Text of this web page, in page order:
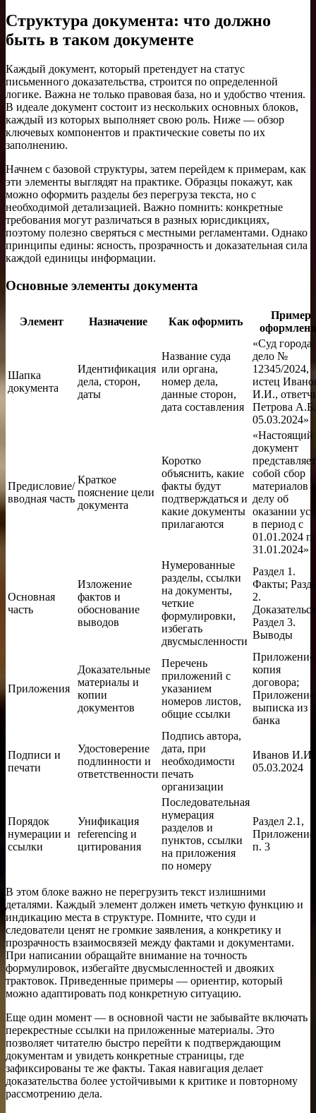
Структура документа: что должно
быть в таком документе
Каждый документ, который претендует на статус
письменного доказательства, строится по определенной
логике. Важна не только правовая база, но и удобство чтения.
В идеале документ состоит из нескольких основных блоков,
каждый из которых выполняет свою роль. Ниже — обзор
ключевых компонентов и практические советы по их
заполнению.
Начнем с базовой структуры, затем перейдем к примерам, как
эти элементы выглядят на практике. Образцы покажут, как
можно оформить разделы без перегруза текста, но с
необходимой детализацией. Важно помнить: конкретные
требования могут различаться в разных юрисдикциях,
поэтому полезно сверяться с местными регламентами. Однако
принципы едины: ясность, прозрачность и доказательная сила
каждой единицы информации.
Основные элементы документа
Элемент Назначение Как оформить
Пример
Шапка
документа
Идентификация
дела, сторон,
даты
Название суда
или органа,
номер дела,
данные сторон,
дата составления
«Суд города
дело №
12345/2024,
истец
И.И.,
Петрова
05.03.2024»
Предисловие/
вводная часть
Краткое
пояснение цели
документа
Коротко
объяснить, какие
факты будут
подтверждаться и
какие документы
прилагаются
«Настоящий
документ
представляет
собой сбор
материалов
делу об
оказании
в период с
01.01.2024
31.01.2024»
Основная
часть
Изложение
фактов и
обоснование
выводов
Нумерованные
разделы, ссылки
на документы,
четкие
формулировки,
избегать
двусмысленности
Раздел 1.
Факты;
2.
Раздел 3.
Выводы
Приложения
Доказательные
материалы и
копии
документов
Перечень
приложений с
указанием
номеров листов,
общие ссылки
Приложение
копия
договора;
Приложение
выписка из
банка
Подписи и
печати
Удостоверение
подлинности и
ответственности
Подпись автора,
дата, при
необходимости
печать
организации
Иванов
05.03.2024
Порядок
нумерации и
ссылки
Унификация
referencing и
цитирования
Последовательная
нумерация
разделов и
пунктов, ссылки
на приложения
по номеру
Раздел 2.1,
Приложение
п. 3
В этом блоке важно не перегрузить текст излишними
деталями. Каждый элемент должен иметь четкую функцию и
индикацию места в структуре. Помните, что суди и
следователи ценят не громкие заявления, а конкретику и
прозрачность взаимосвязей между фактами и документами.
При написании обращайте внимание на точность
формулировок, избегайте двусмысленностей и двояких
трактовок. Приведенные примеры — ориентир, который
можно адаптировать под конкретную ситуацию.
Еще один момент — в основной части не забывайте включать
перекрестные ссылки на приложенные материалы. Это
позволяет читателю быстро перейти к подтверждающим
документам и увидеть конкретные страницы, где
зафиксированы те же факты. Такая навигация делает
доказательства более устойчивыми к критике и повторному
рассмотрению дела.